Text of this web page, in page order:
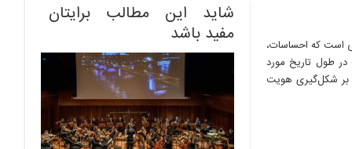
شاید این مطالب برایتان
مفید باشد
است که احساسات،
طول تاریخ مورد
بر شکل‌گیری هویت